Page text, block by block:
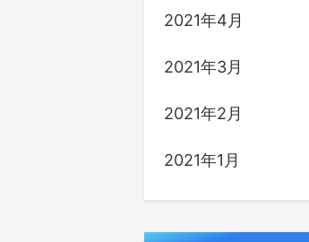
2021年4月
2021年3月
2021年2月
2021年1月